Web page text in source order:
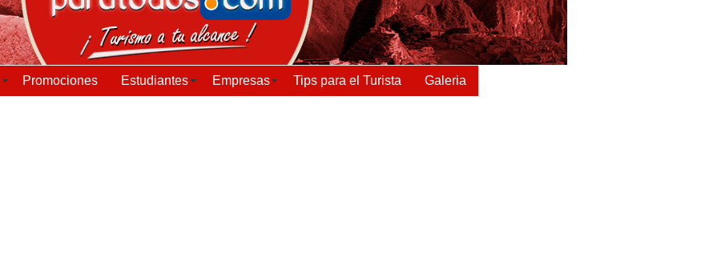
Promociones Estudiantes Empresas Tips para el Turista Galeria